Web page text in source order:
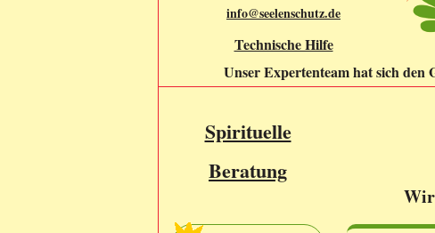
info@seelenschutz.de
Technische Hilfe
Unser Expertenteam hat sich
Spirituelle
Beratung